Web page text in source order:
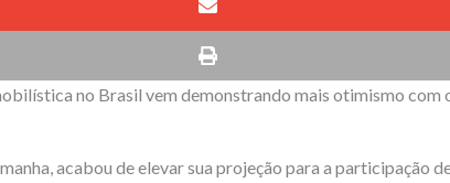
no Brasil vem demonstrando mais otimismo
acabou de elevar sua projeção para a